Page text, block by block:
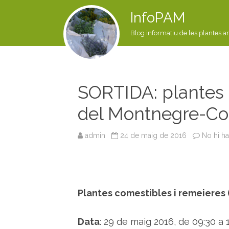
InfoPAM
Blog informatiu de les plantes
SORTIDA:
del Montnegre-
admin 24 de maig de 2016 No hi
Plantes comestibles i remeieres
Data: 29 de maig 2016, de 09:30 a